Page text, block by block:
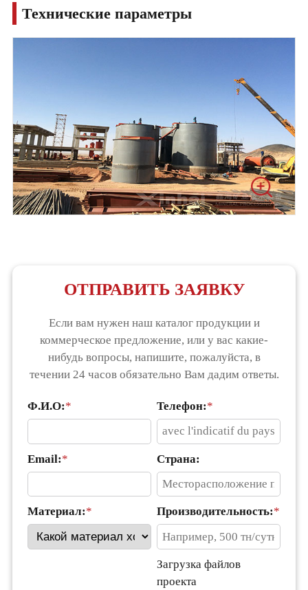
Технические параметры
ОТПРАВИТЬ ЗАЯВКУ
Если вам нужен наш каталог продукции и
коммерческое предложение, или у вас какие-
нибудь вопросы, напишите, пожалуйста, в
течении 24 часов обязательно Вам дадим ответы.
Ф.И.О:* Телефон:*
Email:* Страна:
Материал:* Производительность:*
Загрузка файлов
проекта